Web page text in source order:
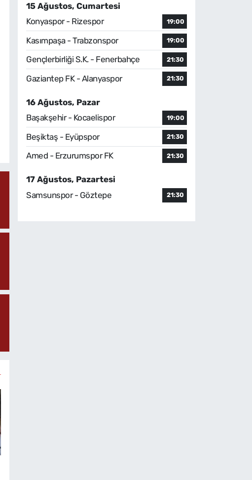
15 Ağustos, Cumartesi
Konyaspor - Rizespor
19:00
Kasımpaşa - Trabzonspor 19:00
Gençlerbirliği S.K. - Fenerbahçe 21:30
Gaziantep FK - Alanyaspor 21:30
16 Ağustos, Pazar
Başakşehir - Kocaelispor
19:00
Beşiktaş - Eyüpspor 21:30
Amed - Erzurumspor FK 21:30
17 Ağustos, Pazartesi
Samsunspor - Göztepe
21:30